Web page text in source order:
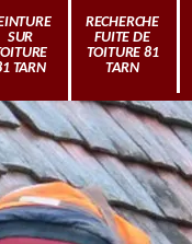
SUR
TARN
RECHERCHE
FUITE DE
TOITURE 81
TARN